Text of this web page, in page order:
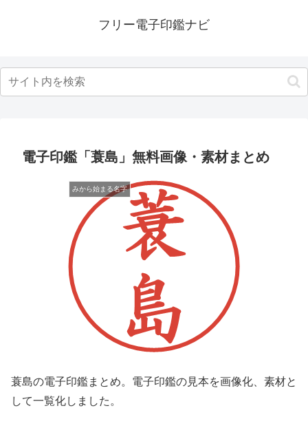
フリー電子印鑑ナビ
電子印鑑「蓑島」無料画像・素材まとめ
みから始まる名字
蓑島の電子印鑑まとめ。電子印鑑の見本を画像化、素材と
して一覧化しました。